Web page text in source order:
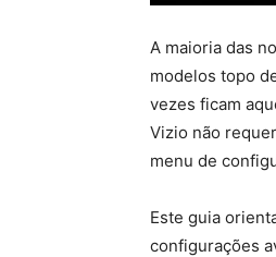
A maioria das
modelos topo
vezes ficam
Vizio não
menu de
Este guia
configurações